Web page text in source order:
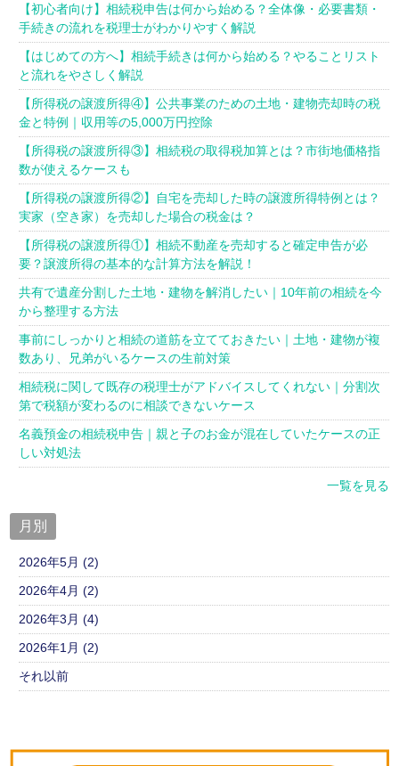
【初心者向け】相続税申告は何から始める？全体像・必要書類・
手続きの流れを税理士がわかりやすく解説
【はじめての方へ】相続手続きは何から始める？やることリスト
と流れをやさしく解説
【所得税の譲渡所得④】公共事業のための土地・建物売却時の税
金と特例｜収用等の5,000万円控除
【所得税の譲渡所得③】相続税の取得税加算とは？市街地価格指
数が使えるケースも
【所得税の譲渡所得②】自宅を売却した時の譲渡所得特例とは？
実家（空き家）を売却した場合の税金は？
【所得税の譲渡所得①】相続不動産を売却すると確定申告が必
要？譲渡所得の基本的な計算方法を解説！
共有で遺産分割した土地・建物を解消したい｜10年前の相続を今
から整理する方法
事前にしっかりと相続の道筋を立てておきたい｜土地・建物が複
数あり、兄弟がいるケースの生前対策
相続税に関して既存の税理士がアドバイスしてくれない｜分割次
第で税額が変わるのに相談できないケース
名義預金の相続税申告｜親と子のお金が混在していたケースの正
しい対処法
一覧を見る
月別
2026年5月 (2)
2026年4月 (2)
2026年3月 (4)
2026年1月 (2)
それ以前